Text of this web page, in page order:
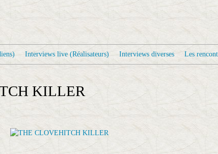
Interviews live (Réalisateurs) Interviews diverses Les
KILLER